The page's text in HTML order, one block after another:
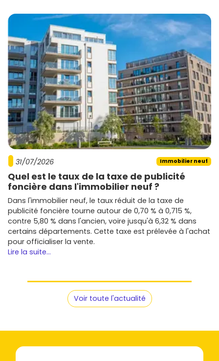
31/07/2026 Immobilier neuf
Quel est le taux de la taxe de publicité
foncière dans l'immobilier neuf ?
Dans l'immobilier neuf, le taux réduit de la taxe de
publicité foncière tourne autour de 0,70 % à 0,715 %,
contre 5,80 % dans l'ancien, voire jusqu'à 6,32 % dans
certains départements. Cette taxe est prélevée à l'achat
pour officialiser la vente.
Lire la suite...
Voir toute l'actualité